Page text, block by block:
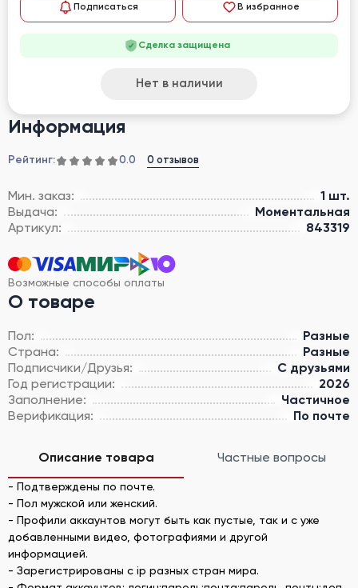
Информация
Рейтинг: 0.0 0 отзывов
Мин. заказ:
1 шт.
Выдача:
Моментальная
Артикул:
843319
Возможные способы оплаты
О товаре
Пол:
Разные
Страна:
Разные
Подписчики/Друзья:
С друзьями
Год регистрации:
2026
Заполнение:
Частичное
Верификация:
По почте
Подписаться В избранное
Сделка защищена
Нет в наличии
Описание товара Частные вопросы
- Подтверждены по почте.
- Пол мужской или женский.
- Профили аккаунтов могут быть как пустые, так и с уже
добавленными видео, фотографиями и другой
информацией.
- Зарегистрированы с ip разных стран мира.